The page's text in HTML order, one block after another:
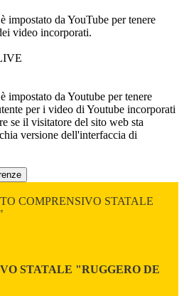
impostato da YouTube per tenere
video incorporati.
impostato da Youtube per tenere
per i video di Youtube incorporati
se il visitatore del sito web sta
versione dell'interfaccia di
COMPRENSIVO STATALE
STATALE "RUGGERO DE